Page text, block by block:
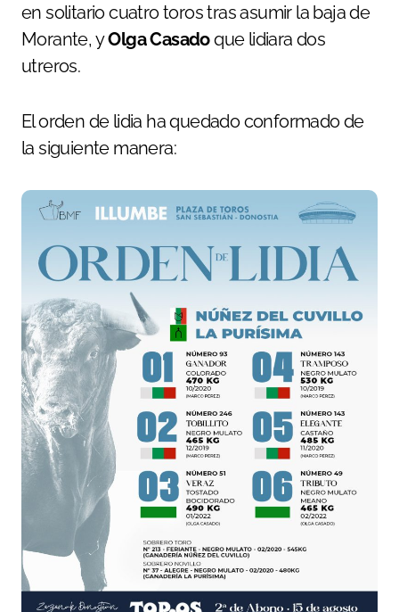
en solitario cuatro toros tras asumir la baja de
Morante, yOlga Casadoque lidiara dos
utreros.
El orden de lidia ha quedado conformado de
la siguiente manera: